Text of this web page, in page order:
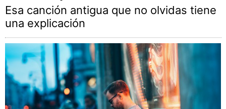
Esa canción antigua que no olvidas tiene
una explicación